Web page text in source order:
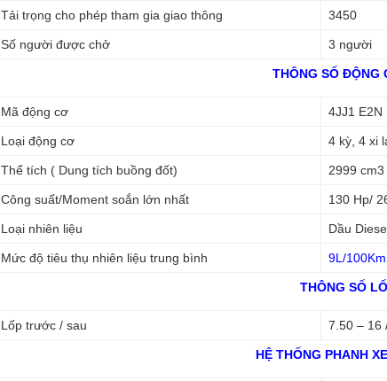
Tải trọng cho phép tham gia giao thông 3450
Số người được chở 3 người
THÔNG SỐ ĐỘNG
Mã động cơ 4JJ1 E2N
Loại động cơ 4 kỳ, 4 xi
Thể tích ( Dung tích buồng đốt) 2999 cm3
Công suất/Moment soắn lớn nhất 130 Hp/
Loại nhiên liệu Dầu
Mức độ tiêu thụ nhiên liệu trung bình 9L/100Km
THÔNG SỐ
Lốp trước / sau 7.50 – 16
HỆ THỐNG PHANH